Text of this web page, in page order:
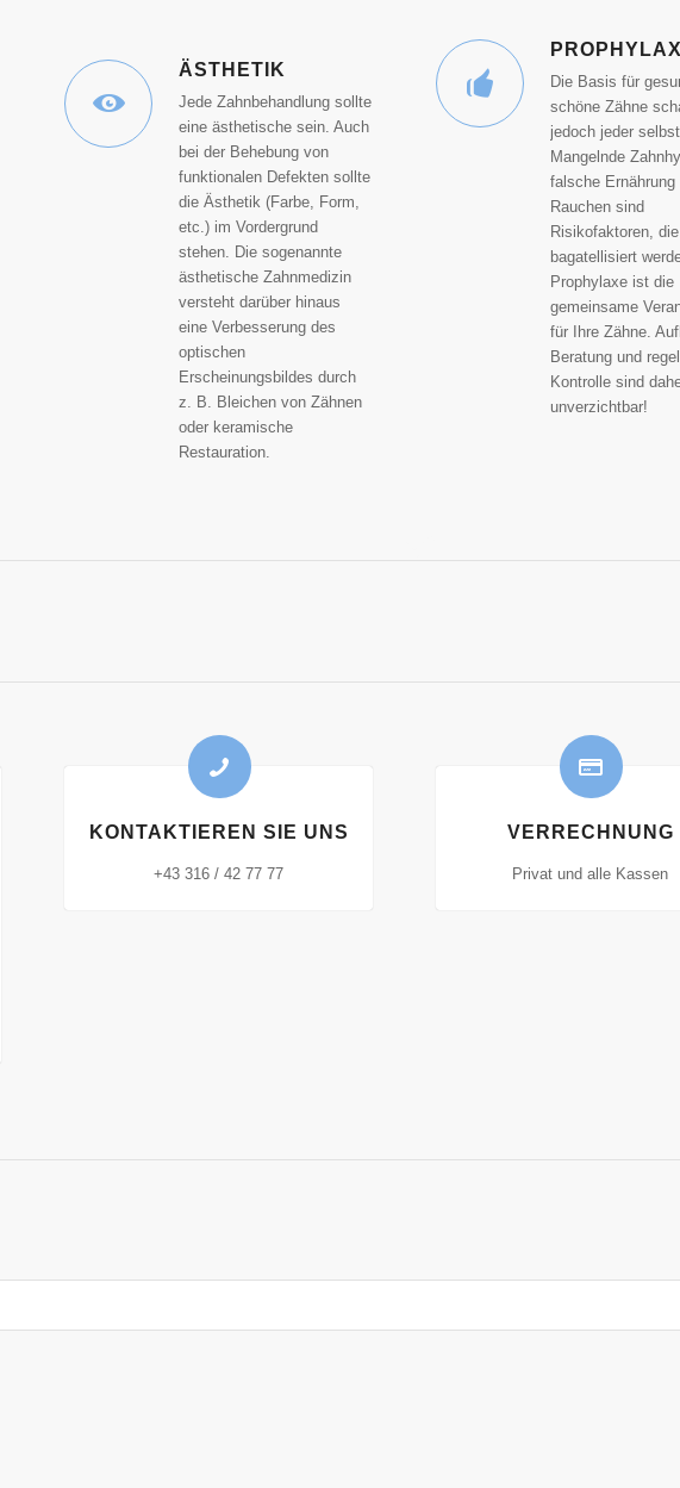
ÄSTHETIK
Jede Zahnbehandlung sollte
eine ästhetische sein. Auch
bei der Behebung von
funktionalen Defekten sollte
die Ästhetik (Farbe, Form,
etc.) im Vordergrund
stehen. Die sogenannte
ästhetische Zahnmedizin
versteht darüber hinaus
eine Verbesserung des
optischen
Erscheinungsbildes durch
z. B. Bleichen von Zähnen
oder keramische
Restauration.
Die Basis für
schöne Zähne
jedoch jeder
Mangelnde
falsche Ernährung
Rauchen sind
Risikofaktoren,
bagatellisiert
Prophylaxe ist die
gemeinsame
für Ihre Zähne.
Beratung und
Kontrolle sind
unverzichtbar!
KONTAKTIEREN SIE UNS
+43 316 / 42 77 77
VERRECHNUNG
Privat und alle Kassen